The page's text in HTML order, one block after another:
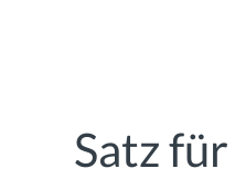
Zeitgenossenschaft
Satz